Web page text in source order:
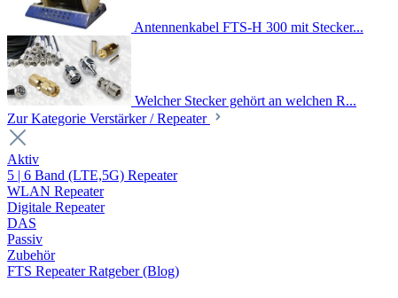
Antennenkabel FTS-H 300 mit Stecker...
Welcher Stecker gehört an welchen R...
Zur Kategorie Verstärker / Repeater
Aktiv
5 | 6 Band (LTE,5G) Repeater
WLAN Repeater
Digitale Repeater
DAS
Passiv
Zubehör
FTS Repeater Ratgeber (Blog)